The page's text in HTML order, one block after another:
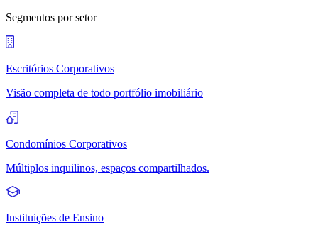
Segmentos por setor
Escritórios Corporativos
Visão completa de todo portfólio imobiliário
Condomínios Corporativos
Múltiplos inquilinos, espaços compartilhados.
Instituições de Ensino